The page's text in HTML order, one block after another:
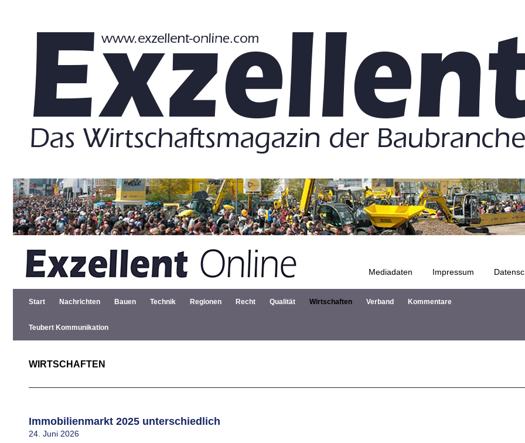
Mediadaten Impressum
Zum Inhalt springen
Start Nachrichten Bauen Technik Regionen Recht Qualität Wirtschaften Verband Kommentare
Teubert Kommunikation
WIRTSCHAFTEN
Immobilienmarkt 2025 unterschiedlich
24. Juni 2026